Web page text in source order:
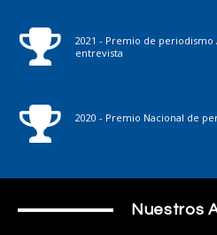
2021 - Premio de
entrevista
2020 - Premio Nacional de
Nuestros